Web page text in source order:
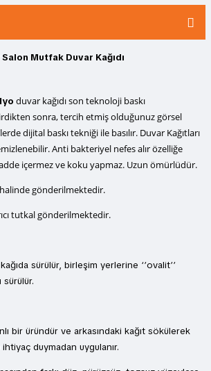
Mutfak Duvar Kağıdı
duvar kağıdıson teknoloji baskı
sonra, tercih etmiş olduğunuz görsel
dijital baskı tekniği ile basılır. Duvar Kağıtları
Anti bakteriyel nefes alır özelliğe
içermez ve koku yapmaz. Uzun ömürlüdür.
gönderilmektedir.
tutkal gönderilmektedir.
sürülür, birleşim yerlerine ‘’ovalit’’
sürülür.
bir üründür ve arkasındaki kağıt sökülerek
ihtiyaç duymadan uygulanır.